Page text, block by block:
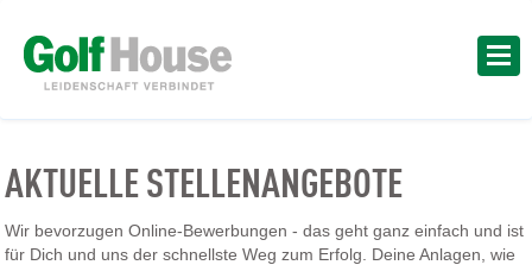
AKTUELLE STELLENANGEBOTE
Wir bevorzugen Online-Bewerbungen - das geht ganz einfach und ist
für Dich und uns der schnellste Weg zum Erfolg. Deine Anlagen, wie